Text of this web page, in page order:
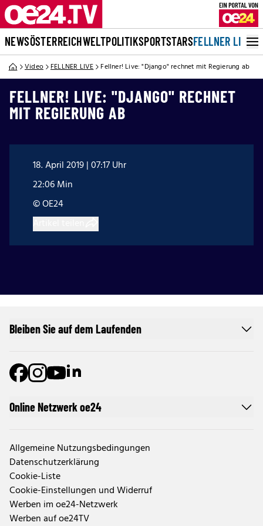
NEWSÖSTERREICHWELTPOLITIKSPORTSTARSFELLNER LIVE
Video FELLNER LIVE Fellner! Live: "Django" rechnet mit Regierung ab
FELLNER! LIVE: "DJANGO" RECHNET
MIT REGIERUNG AB
18. April 2019 | 07:17 Uhr
22:06 Min
© OE24
Online Netzwerk oe24
Allgemeine Nutzungsbedingungen
Datenschutzerklärung
Cookie-Liste
Cookie-Einstellungen und Widerruf
Werben im oe24-Netzwerk
Werben auf oe24TV
Bleiben Sie auf dem Laufenden